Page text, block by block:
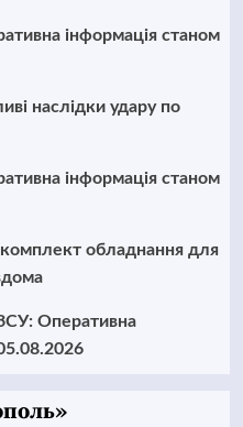
інформація станом
наслідки удару по
інформація станом
обладнання для
Оперативна